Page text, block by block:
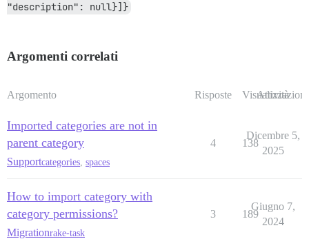
"description": null}]}
Argomenti correlati
Argomento Risposte Visualizzazioni
Attività
Imported categories are not in
parent category
Supportcategories spaces
4 138
Dicembre 5,
2025
How to import category with
category permissions?
Migrationrake-task
3 189
Giugno 7,
2024